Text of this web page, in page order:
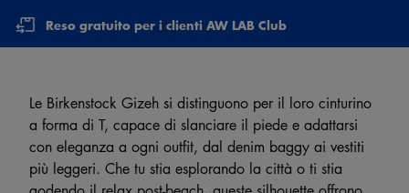
Reso gratuito per i clienti AW LAB Club
Le Birkenstock Gizeh si distinguono per il loro cinturino
a forma di T, capace di slanciare il piede e adattarsi
con eleganza a ogni outfit, dal denim baggy ai vestiti
più leggeri. Che tu stia esplorando la città o ti stia